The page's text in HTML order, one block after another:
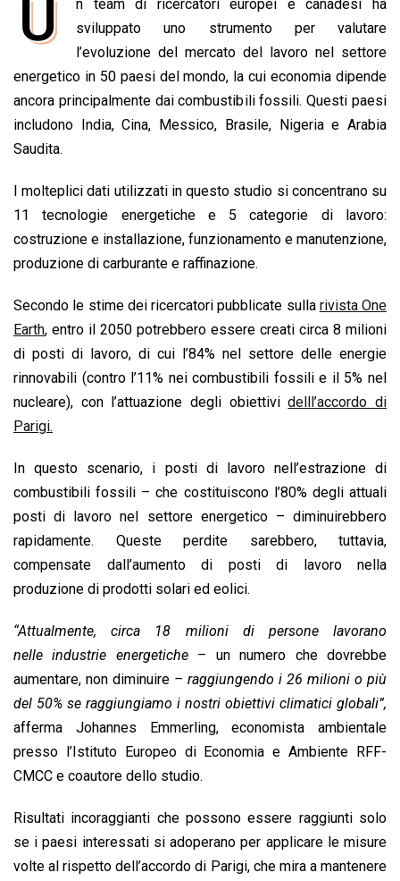
e
o
o
k
a
t
s
A
p
p
n
k
e
d
I
n
r
e
a
d
s
a
l
p
y
L
i
n
k
i
n
t
U
n team di ricercatori europei e canadesi ha
sviluppato uno strumento per valutare
l’evoluzione del mercato del lavoro nel settore
energetico in 50 paesi del mondo, la cui economia dipende
ancora principalmente dai combustibili fossili. Questi paesi
includono India, Cina, Messico, Brasile, Nigeria e Arabia
Saudita.
I molteplici dati utilizzati in questo studio si concentrano su
11 tecnologie energetiche e 5 categorie di lavoro:
costruzione e installazione, funzionamento e manutenzione,
produzione di carburante e raffinazione.
Secondo le stime dei ricercatori pubblicate sulla rivista One
Earth, entro il 2050 potrebbero essere creati circa 8 milioni
di posti di lavoro, di cui l’84% nel settore delle energie
rinnovabili (contro l’11% nei combustibili fossili e il 5% nel
nucleare), con l’attuazione degli obiettividelll’accordo di
Parigi.
In questo scenario, i posti di lavoro nell’estrazione di
combustibili fossili – che costituiscono l’80% degli attuali
posti di lavoro nel settore energetico – diminuirebbero
rapidamente. Queste perdite sarebbero, tuttavia,
compensate dall’aumento di posti di lavoro nella
produzione di prodotti solari ed eolici.
“Attualmente, circa 18 milioni di persone lavorano
nelle industrie energetiche– un numero che dovrebbe
aumentare, non diminuire – raggiungendo i 26 milioni o più
del 50% se raggiungiamo i nostri obiettivi climatici globali”,
afferma Johannes Emmerling, economista ambientale
presso l’Istituto Europeo di Economia e Ambiente RFF-
CMCC e coautore dello studio.
Risultati incoraggianti che possono essere raggiunti solo
se i paesi interessati si adoperano per applicare le misure
volte al rispetto dell’accordo di Parigi, che mira a mantenere